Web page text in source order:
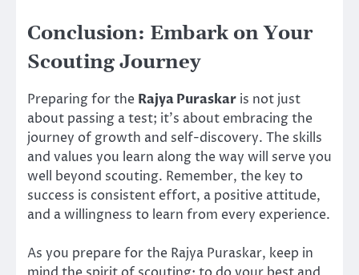
Conclusion: Embark on Your
Scouting Journey
Preparing for the Rajya Puraskar is not just
about passing a test; it’s about embracing the
journey of growth and self-discovery. The skills
and values you learn along the way will serve you
well beyond scouting. Remember, the key to
success is consistent effort, a positive attitude,
and a willingness to learn from every experience.
As you prepare for the Rajya Puraskar, keep in